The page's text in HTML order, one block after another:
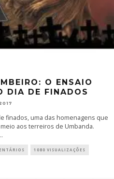
O ENSAIO
DIA DE FINADOS
finados, uma das homenagens que
aos terreiros de Umbanda.
1080 VISUALIZAÇÕES